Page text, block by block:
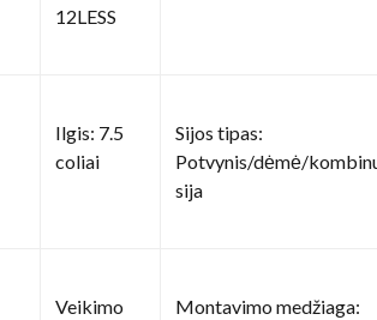
12LESS
Ilgis: 7.5
coliai
Sijos tipas:
Potvynis/dėmė/
sija
Veikimo
Montavimo medžiaga: